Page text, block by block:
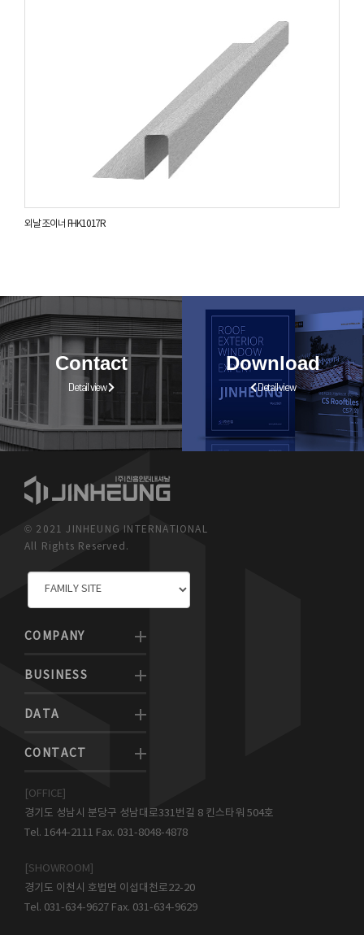
외날 조이너 FHK1017R
Contact
Detail view
Download
Detail view
© 2021 JINHEUNG INTERNATIONAL
All Rights Reserved.
COMPANY
BUSINESS
DATA
CONTACT
[OFFICE]
경기도 성남시 분당구 성남대로331번길 8 킨스타워 504호
Tel. 1644-2111 Fax. 031-8048-4878
[SHOWROOM]
경기도 이천시 호법면 이섭대천로22-20
Tel. 031-634-9627 Fax. 031-634-9629